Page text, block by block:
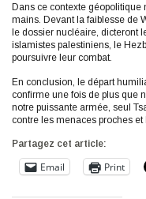
Dans ce contexte géopolitique
mains. Devant la faiblesse de
le dossier nucléaire, dicteront
islamistes palestiniens, le
poursuivre leur combat.
En conclusion, le départ
confirme une fois de plus que
notre puissante armée, seul
contre les menaces proches et
Partagez cet article:
Email Print